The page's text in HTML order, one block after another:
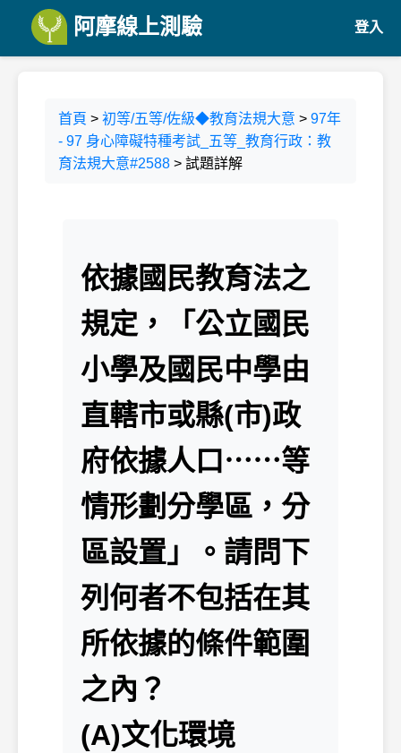
阿摩線上測驗 登入
首頁 > 初等/五等/佐級◆教育法規大意 > 97年
- 97 身心障礙特種考試_五等_教育行政：教
育法規大意#2588 > 試題詳解
依據國民教育法之
規定，「公立國民
小學及國民中學由
直轄市或縣(市)政
府依據人口⋯⋯等
情形劃分學區，分
區設置」。請問下
列何者不包括在其
所依據的條件範圍
之內？
(A)文化環境